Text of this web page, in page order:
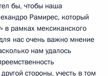
бы, чтобы наша
Рамирес, который
в рамках мексиканского
нас очень важно мнение
нам удалось
стороны, учесть в том